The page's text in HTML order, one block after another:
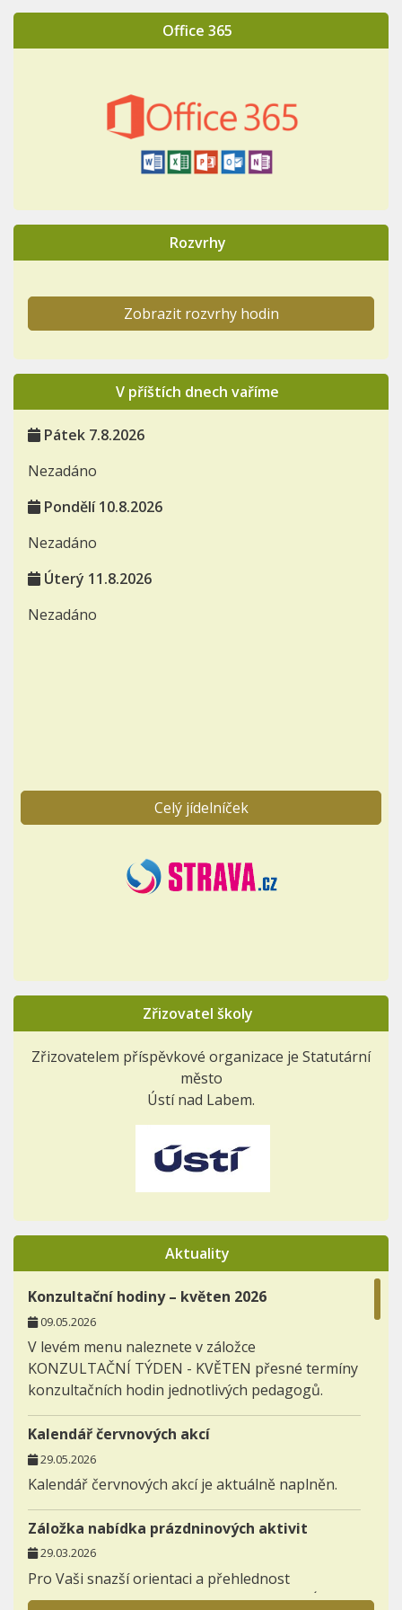
Office 365
Rozvrhy
Zobrazit rozvrhy hodin
V příštích dnech vaříme
Pátek 7.8.2026
Nezadáno
Pondělí 10.8.2026
Nezadáno
Úterý 11.8.2026
Nezadáno
Celý jídelníček
Zřizovatel školy
Zřizovatelem příspěvkové organizace je Statutární
město
Ústí nad Labem.
Aktuality
Konzultační hodiny – květen 2026
09.05.2026
V levém menu naleznete v záložce
KONZULTAČNÍ TÝDEN - KVĚTEN přesné termíny
konzultačních hodin jednotlivých pedagogů.
Kalendář červnových akcí
29.05.2026
Kalendář červnových akcí je aktuálně naplněn.
Záložka nabídka prázdninových aktivit
29.03.2026
Pro Vaši snazší orientaci a přehlednost
zakládáme novou záložku AKTIVITY - NABÍDKA